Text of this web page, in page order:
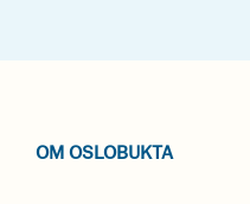
OM OSLOBUKTA